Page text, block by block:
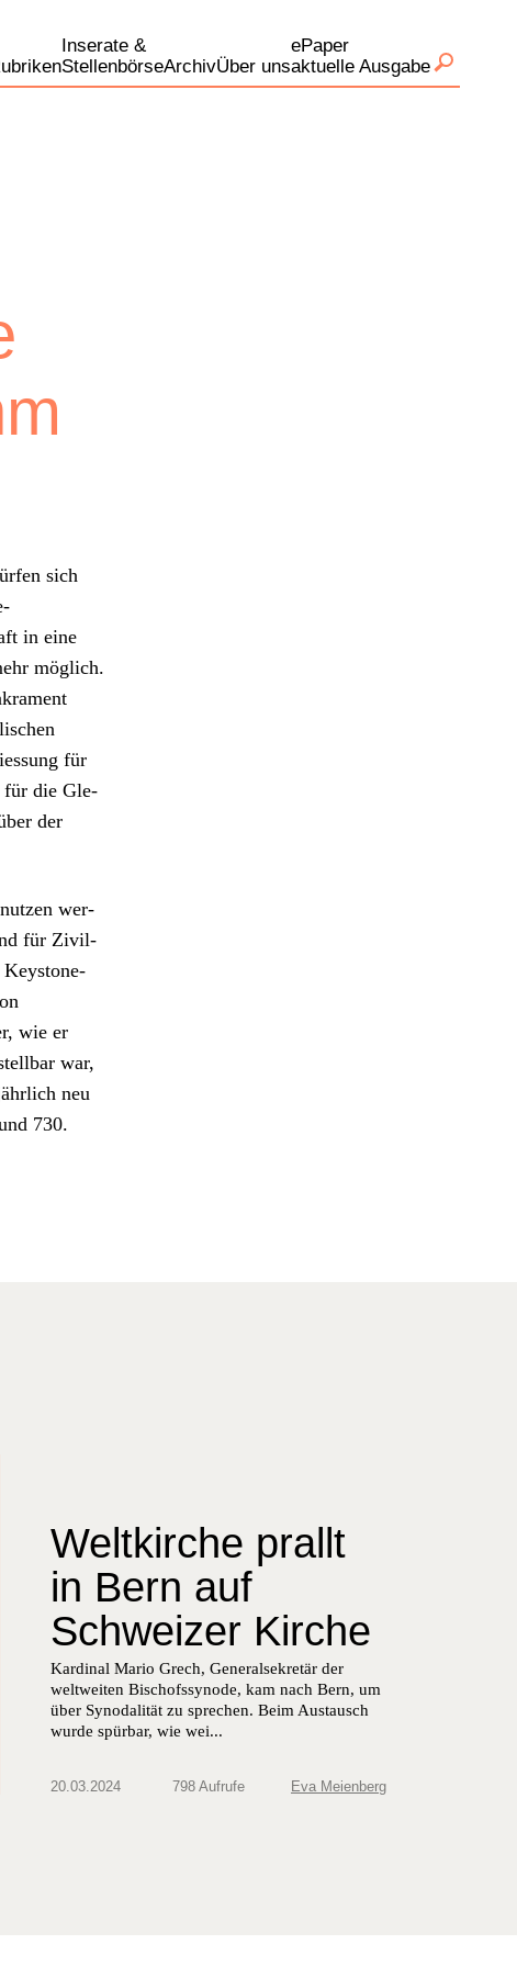
Inserate &
StellenbörseArchivÜber uns
ePaper
aktuelle Ausgabe
sich
in eine
möglich.
für
für die Gle­
der
nutzen wer­
für Zivil­
wie er
war,
neu
730.
Weltkirche prallt
in Bern auf
Schweizer Kirche
Kar­di­nal Mario Grech, Gen­er­alsekretär der
weltweit­en Bischof­ssyn­ode, kam nach Bern, um
über Syn­odal­ität zu sprechen. Beim Aus­tausch
wurde spür­bar, wie wei...
20.03.2024 798 Aufrufe Eva Meienberg